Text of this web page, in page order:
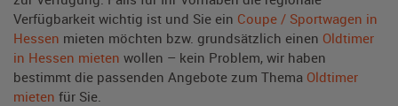
Verfügbarkeit wichtig ist und Sie ein Coupe / Sportwagen in
Hessen mieten möchten bzw. grundsätzlich einen Oldtimer
in Hessen mieten wollen – kein Problem, wir haben
bestimmt die passenden Angebote zum Thema Oldtimer
mieten für Sie.